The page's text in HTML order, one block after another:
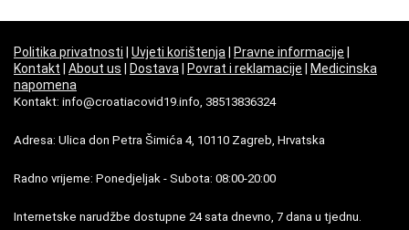
Politika privatnosti | Uvjeti korištenja | Pravne informacije |
Kontakt | About us | Dostava | Povrat i reklamacije | Medicinska
napomena
Kontakt: info@croatiacovid19.info, 38513836324
Adresa: Ulica don Petra Šimića 4, 10110 Zagreb, Hrvatska
Radno vrijeme: Ponedjeljak - Subota: 08:00-20:00
Internetske narudžbe dostupne 24 sata dnevno, 7 dana u tjednu.